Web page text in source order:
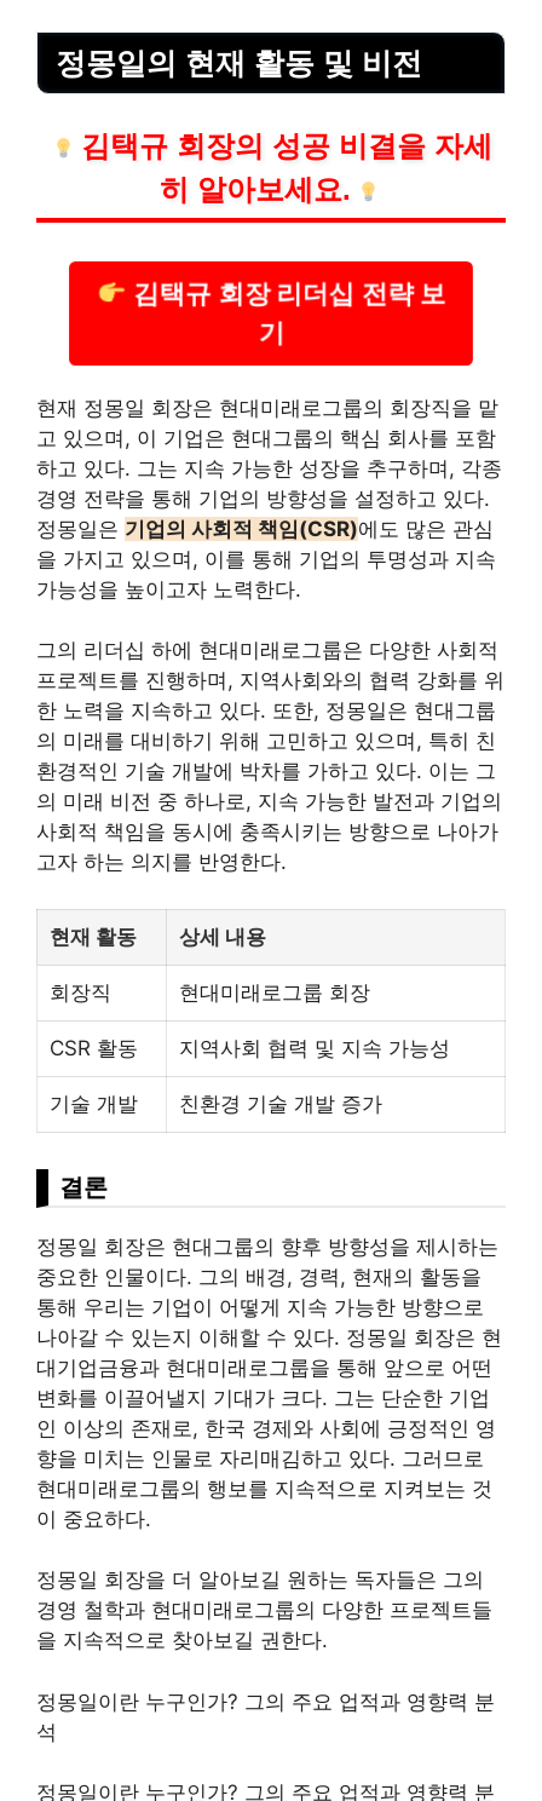
정몽일의 현재 활동 및 비전
김택규 회장의 성공 비결을 자세
히 알아보세요.
김택규 회장 리더십 전략 보
기
현재 정몽일 회장은 현대미래로그룹의 회장직을 맡
고 있으며, 이 기업은 현대그룹의 핵심 회사를 포함
하고 있다. 그는 지속 가능한 성장을 추구하며, 각종
경영 전략을 통해 기업의 방향성을 설정하고 있다.
정몽일은 기업의 사회적 책임(CSR)에도 많은 관심
을 가지고 있으며, 이를 통해 기업의 투명성과 지속
가능성을 높이고자 노력한다.
그의 리더십 하에 현대미래로그룹은 다양한 사회적
프로젝트를 진행하며, 지역사회와의 협력 강화를 위
한 노력을 지속하고 있다. 또한, 정몽일은 현대그룹
의 미래를 대비하기 위해 고민하고 있으며, 특히 친
환경적인 기술 개발에 박차를 가하고 있다. 이는 그
의 미래 비전 중 하나로, 지속 가능한 발전과 기업의
사회적 책임을 동시에 충족시키는 방향으로 나아가
고자 하는 의지를 반영한다.
현재 활동 상세 내용
회장직 현대미래로그룹 회장
CSR 활동 지역사회 협력 및 지속 가능성
기술 개발 친환경 기술 개발 증가
결론
정몽일 회장은 현대그룹의 향후 방향성을 제시하는
중요한 인물이다. 그의 배경, 경력, 현재의 활동을
통해 우리는 기업이 어떻게 지속 가능한 방향으로
나아갈 수 있는지 이해할 수 있다. 정몽일 회장은 현
대기업금융과 현대미래로그룹을 통해 앞으로 어떤
변화를 이끌어낼지 기대가 크다. 그는 단순한 기업
인 이상의 존재로, 한국 경제와 사회에 긍정적인 영
향을 미치는 인물로 자리매김하고 있다. 그러므로
현대미래로그룹의 행보를 지속적으로 지켜보는 것
이 중요하다.
정몽일 회장을 더 알아보길 원하는 독자들은 그의
경영 철학과 현대미래로그룹의 다양한 프로젝트들
을 지속적으로 찾아보길 권한다.
정몽일이란 누구인가? 그의 주요 업적과 영향력 분
석
정몽일이란 누구인가? 그의 주요 업적과 영향력 분